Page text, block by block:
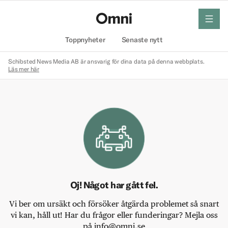
Toppnyheter Senaste nytt
meny
Schibsted News Media AB är ansvarig för dina data på denna webbplats.
Läs mer här
Oj! Något har gått fel.
Vi ber om ursäkt och försöker åtgärda problemet så snart
vi kan, håll ut! Har du frågor eller funderingar? Mejla oss